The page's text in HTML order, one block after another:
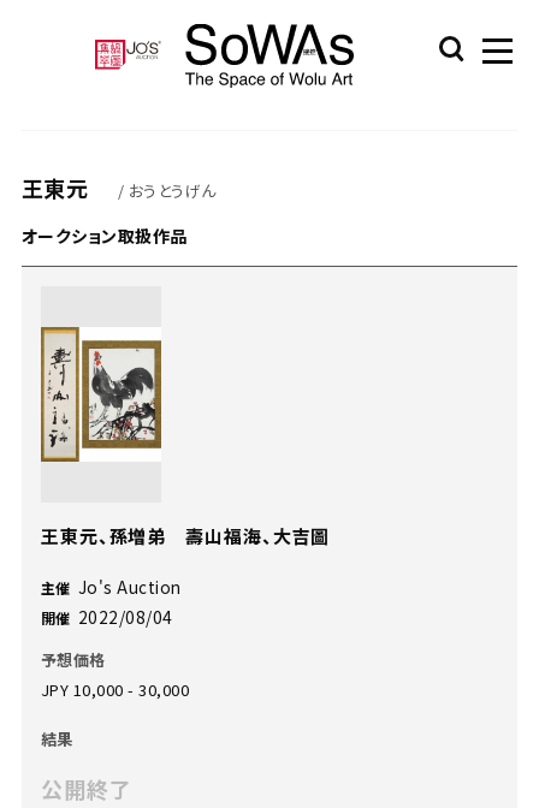
王東元 / おうとうげん
オークション取扱作品
王東元、孫増弟 壽山福海、大吉圖
主催 Jo's Auction
開催 2022/08/04
予想価格
JPY 10,000 - 30,000
結果
公開終了